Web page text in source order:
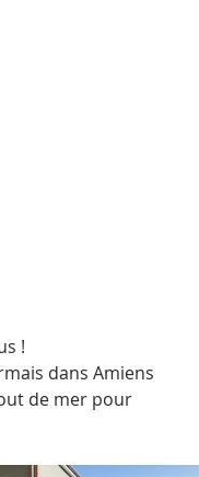
!
dans Amiens
de mer pour